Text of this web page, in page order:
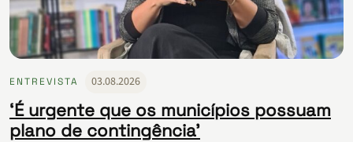
ENTREVISTA 03.08.2026
‘É urgente que os municípios possuam
plano de contingência’